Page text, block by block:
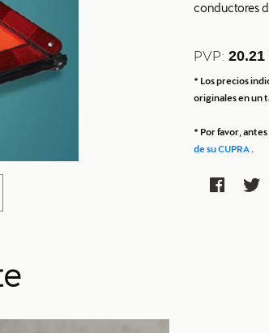
conductores
PVP: 20.21
* Los precios
originales en un
* Por favor,
de su CUPRA